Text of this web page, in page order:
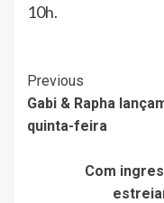
10h.
Post
Navigation
Previous
Gabi & Rapha
quinta-feira
Com